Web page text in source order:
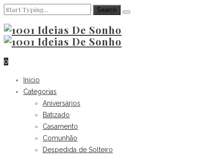
0
Inicio
Categorias
Aniversários
Batizado
Casamento
Comunhão
Despedida de Solteiro